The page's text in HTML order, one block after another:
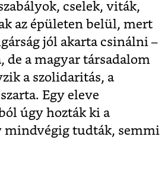
cselek, viták,
az épületen belül, mert
jól akarta csinálni –
de a magyar társadalom
a szolidaritás, a
Egy eleve
úgy hozták ki a
mindvégig tudták, semmi